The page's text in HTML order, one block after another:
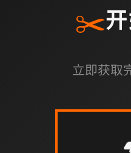
✂️
立即获取